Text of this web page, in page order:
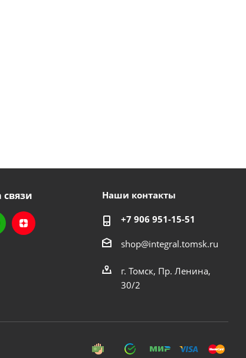
связи Наши контакты
+7 906 951-15-51
shop@integral.tomsk.ru
г. Томск, Пр. Ленина,
30/2